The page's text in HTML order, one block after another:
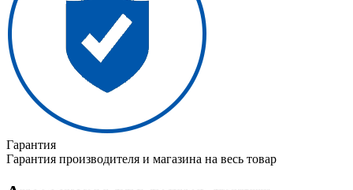
Гарантия
Гарантия производителя и магазина на весь товар